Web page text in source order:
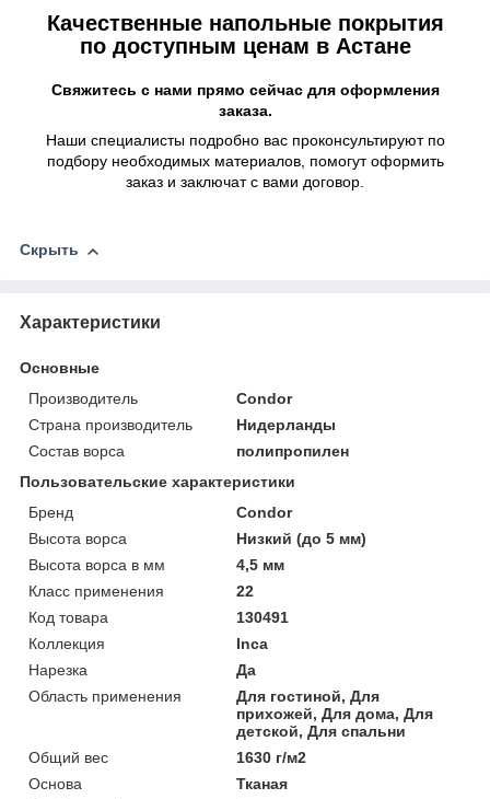
Качественные напольные покрытия
по доступным ценам в Астане
Свяжитесь с нами прямо сейчас для оформления
заказа.
Наши специалисты подробно вас проконсультируют по
подбору необходимых материалов, помогут оформить
заказ и заключат с вами договор.
Скрыть
Характеристики
Основные
Производитель
Condor
Страна производитель
Нидерланды
Состав ворса
полипропилен
Пользовательские характеристики
Бренд
Condor
Высота ворса
Низкий (до 5 мм)
Высота ворса в мм
4,5 мм
Класс применения
22
Код товара
130491
Коллекция
Inca
Нарезка
Да
Область применения
Для гостиной, Для
прихожей, Для дома, Для
детской, Для спальни
Общий вес
1630 г/м2
Основа
Тканая